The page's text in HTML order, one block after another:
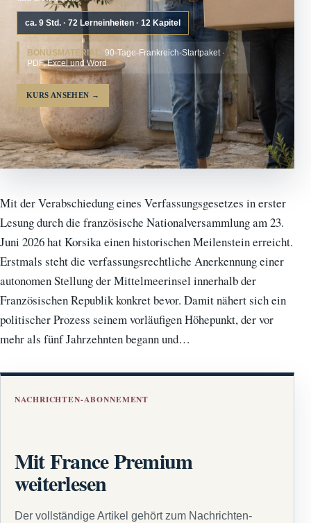
ca. 9 Std. · 72 Lerneinheiten · 12 Kapitel
BONUSMATERIAL: 90-Tage-Frankreich-Startpaket ·
PDF, Excel und Word
KURS ANSEHEN →
Mit der Verabschiedung eines Verfassungsgesetzes in erster
Lesung durch die französische Nationalversammlung am 23.
Juni 2026 hat Korsika einen historischen Meilenstein erreicht.
Erstmals steht die verfassungsrechtliche Anerkennung einer
autonomen Stellung der Mittelmeerinsel innerhalb der
Französischen Republik konkret bevor. Damit nähert sich ein
politischer Prozess seinem vorläufigen Höhepunkt, der vor
mehr als fünf Jahrzehnten begann und…
NACHRICHTEN-ABONNEMENT
Mit France Premium
weiterlesen
Der vollständige Artikel gehört zum Nachrichten-